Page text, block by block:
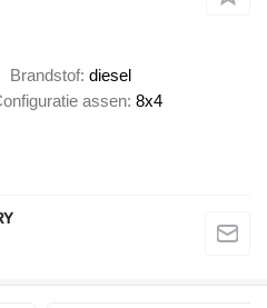
Brandstof diesel
assen 8x4